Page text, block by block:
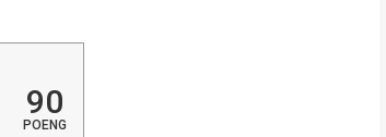
90
POENG